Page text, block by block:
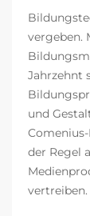
vergeben.
Jahrzehnt
und
der Regel
vertreiben.